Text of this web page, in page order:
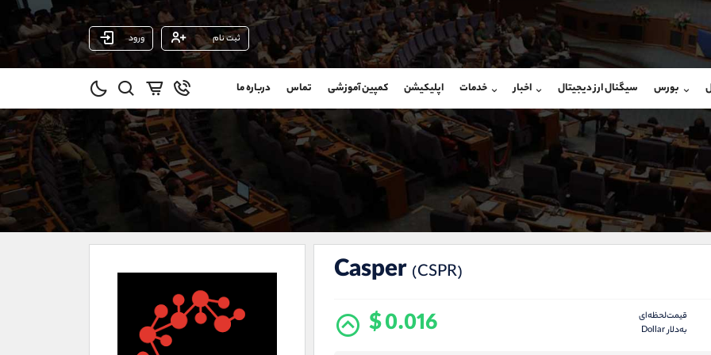
ثبت نام ورود
بورس سیگنال ارز دیجیتال اخبار خدمات اپلیکیشن کمپین آموزشی تماس درباره ما
Casper (CSPR)
قیمت‌لحظه‌ای
به‌دلار Dollar
$ 0.016
شروع گفتگو
@Armteam_admin_33
118
شروع گفتگو
@Armteam_admin_103
داخلی 103
(ایمان پوراسماعیلی)
09927779040
واتساپ شروع گفتگو
تلگرام @Armteam_admin_por
021-22021030
021-22021040
90001030
@alireza.mehrabii
@alirezamehrabi_com
@alirezamehrabi_official